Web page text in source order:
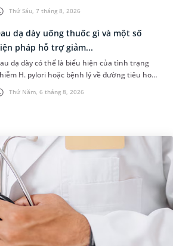
Thứ Sáu, 7 tháng 8, 2026
áp dụng phương pháp bấm huyệt nhịn tiểu.
cách bấm huyệt nhịn...
Thứ Năm, 6 tháng 8, 2026
dạ dày uống thuốc gì và một số
pháp hỗ trợ giảm...
dạ dày có thể là biểu hiện của tình trạng
H. pylori hoặc bệnh lý về đường tiêu hoá
Dựa theo nguyên nhân cụ thể, bác sĩ sẽ
nhắc chỉ định p...